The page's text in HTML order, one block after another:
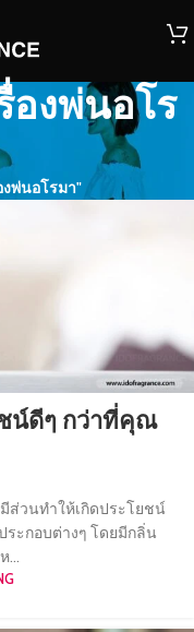
องพ่นอโร
งพ่นอโรมา"
น์ดีๆ กว่าที่คุณ
ส่วนทำให้เกิดประโยชน์
ระกอบต่างๆ โดยมีกลิ่น
...